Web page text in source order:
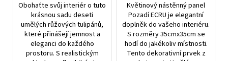
Obohaťte svůj interiér o tuto
krásnou sadu deseti
umělých růžových tulipánů,
které přinášejí jemnost a
eleganci do každého
prostoru. S realistickým
Květinový nástěnný panel
Pozadí ECRU je elegantní
doplněk do vašeho interiéru.
S rozměry 35cmx35cm se
hodí do jakékoliv místnosti.
Tento dekorativní prvek z